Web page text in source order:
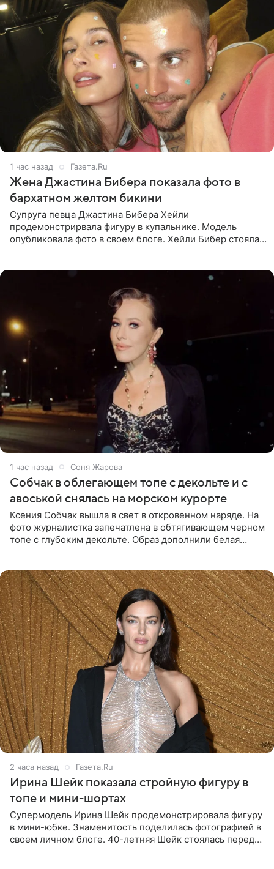
1 час назад Газета.Ru
Жена Джастина Бибера показала фото в
бархатном желтом бикини
Супруга певца Джастина Бибера Хейли
продемонстрирвала фигуру в купальнике. Модель
опубликовала фото в своем блоге. Хейли Бибер стояла
1 час назад Соня Жарова
Собчак в облегающем топе с декольте и с
авоськой снялась на морском курорте
Ксения Собчак вышла в свет в откровенном наряде. На
фото журналистка запечатлена в обтягивающем черном
топе с глубоким декольте. Образ дополнили белая
2 часа назад Газета.Ru
Ирина Шейк показала стройную фигуру в
топе и мини-шортах
Супермодель Ирина Шейк продемонстрировала фигуру
в мини-юбке. Знаменитость поделилась фотографией в
своем личном блоге. 40-летняя Шейк стоялась перед